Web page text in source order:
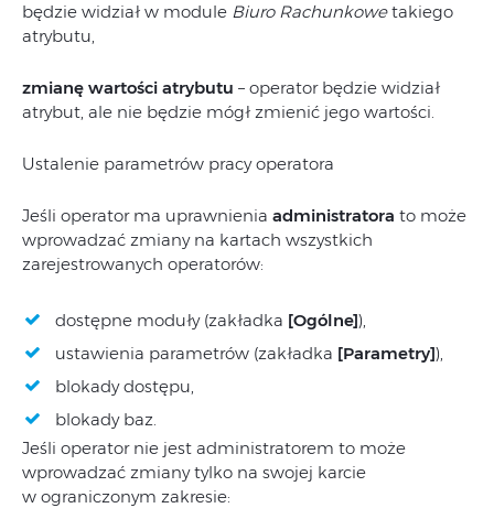
będzie widział w module Biuro Rachunkowetakiego
atrybutu,
zmianę wartości atrybutu – operator będzie widział
atrybut, ale nie będzie mógł zmienić jego wartości.
Ustalenie parametrów pracy operatora
Jeśli operator ma uprawnienia administratora to może
wprowadzać zmiany na kartach wszystkich
zarejestrowanych operatorów:
dostępne moduły (zakładka [Ogólne]),
ustawienia parametrów (zakładka [Parametry]),
blokady dostępu,
blokady baz.
Jeśli operator nie jest administratorem to może
wprowadzać zmiany tylko na swojej karcie
w ograniczonym zakresie: